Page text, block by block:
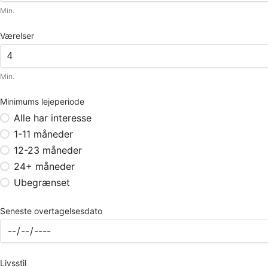
Min.
Værelser
Min.
Minimums lejeperiode
Alle har interesse
1-11 måneder
12-23 måneder
24+ måneder
Ubegrænset
Seneste overtagelsesdato
Livsstil